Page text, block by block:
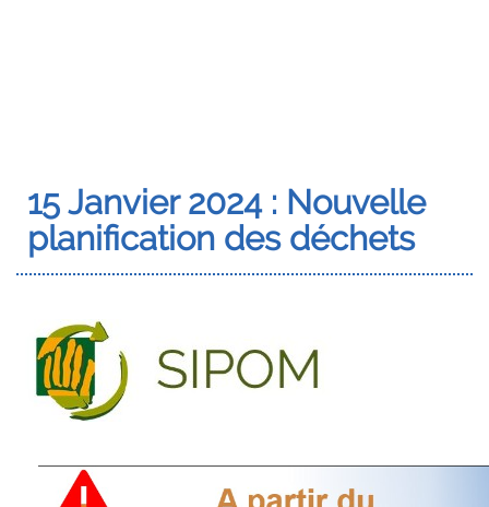
15 Janvier 2024 : Nouvelle
planification des déchets